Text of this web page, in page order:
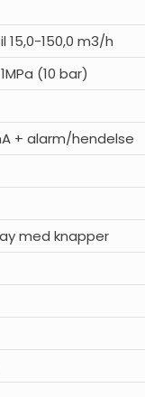
150,0 m3/h
(10 bar)
+ alarm/hendelse
med knapper